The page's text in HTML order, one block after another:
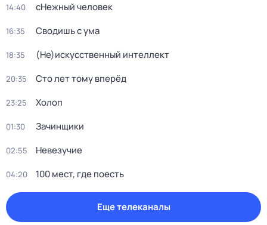
14:40 сНежный человек
16:35 Сводишь с ума
18:35 (Не)иcкусственный интeллект
20:35 Сто лет тому вперёд
23:25 Холоп
01:30 Зачинщики
02:55 Невезучие
04:20 100 мест, где поесть
Еще телеканалы